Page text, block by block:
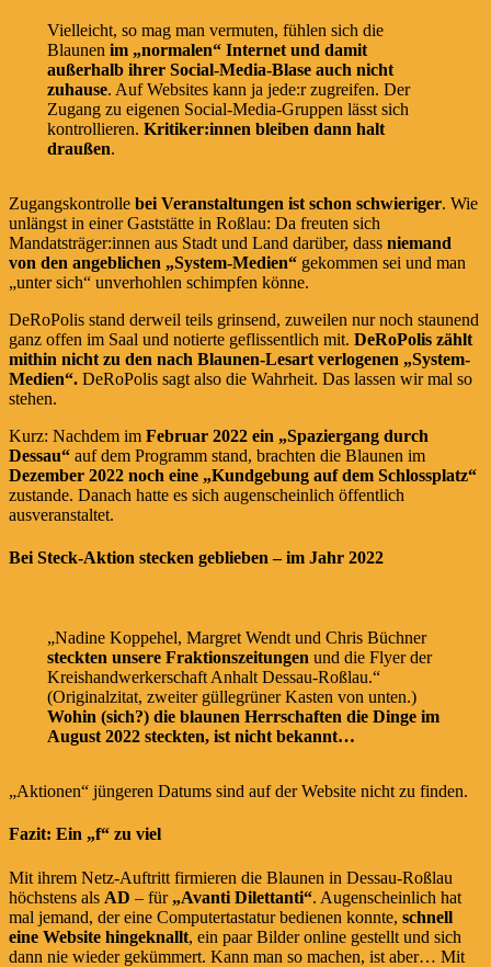
Vielleicht, so mag man vermuten, fühlen sich die
Blaunen im „normalen“ Internet und damit
außerhalb ihrer Social-Media-Blase auch nicht
zuhause. Auf Websites kann ja jede:r zugreifen. Der
Zugang zu eigenen Social-Media-Gruppen lässt sich
kontrollieren. Kritiker:innen bleiben dann halt
draußen.
Zugangskontrolle bei Veranstaltungen ist schon schwieriger. Wie
unlängst in einer Gaststätte in Roßlau: Da freuten sich
Mandatsträger:innen aus Stadt und Land darüber, dass niemand
von den angeblichen „System-Medien“ gekommen sei und man
„unter sich“ unverhohlen schimpfen könne.
DeRoPolis stand derweil teils grinsend, zuweilen nur noch staunend
ganz offen im Saal und notierte geflissentlich mit. DeRoPolis zählt
mithin nicht zu den nach Blaunen-Lesart verlogenen „System-
Medien“. DeRoPolis sagt also die Wahrheit. Das lassen wir mal so
stehen.
Kurz: Nachdem im Februar 2022 ein „Spaziergang durch
Dessau“ auf dem Programm stand, brachten die Blaunen im
Dezember 2022 noch eine „Kundgebung auf dem Schlossplatz“
zustande. Danach hatte es sich augenscheinlich öffentlich
ausveranstaltet.
Bei Steck-Aktion stecken geblieben – im Jahr 2022
„Nadine Koppehel, Margret Wendt und Chris Büchner
steckten unsere Fraktionszeitungen und die Flyer der
Kreishandwerkerschaft Anhalt Dessau-Roßlau.“
(Originalzitat, zweiter güllegrüner Kasten von unten.)
Wohin (sich?) die blaunen Herrschaften die Dinge im
August 2022 steckten, ist nicht bekannt…
„Aktionen“ jüngeren Datums sind auf der Website nicht zu finden.
Fazit: Ein „f“ zu viel
Mit ihrem Netz-Auftritt firmieren die Blaunen in Dessau-Roßlau
höchstens als AD – für „Avanti Dilettanti“. Augenscheinlich hat
mal jemand, der eine Computertastatur bedienen konnte, schnell
eine Website hingeknallt, ein paar Bilder online gestellt und sich
dann nie wieder gekümmert. Kann man so machen, ist aber… Mit